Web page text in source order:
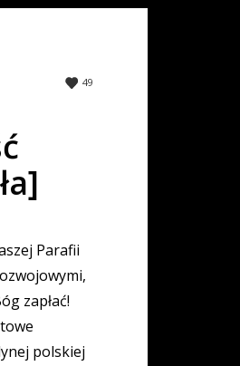
49
Parafii
zapłać!
polskiej